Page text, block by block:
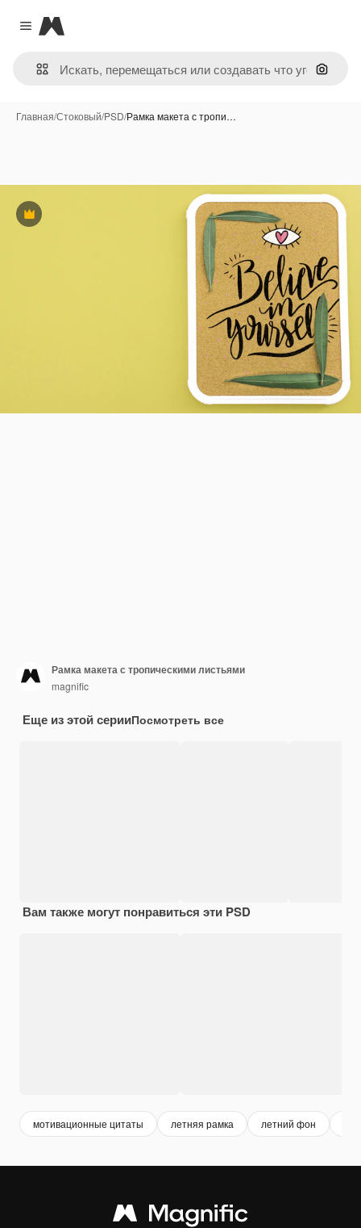
Close menu
Magnific
Поиск
Главная/Стоковый/PSD/Рамка макета с тропи…
Премиум
Рамка макета с тропическими листьями
magnific
Еще из этой серииПосмотреть все
Вам также могут понравиться эти PSD
мотивационные цитаты летняя рамка летний фон